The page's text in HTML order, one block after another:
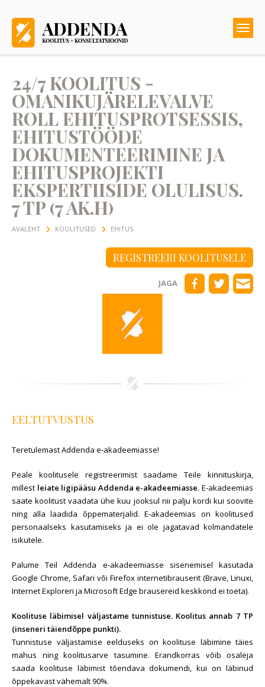
24/7 KOOLITUS -
OMANIKUJÄRELEVALVE
ROLL EHITUSPROTSESSIS,
EHITUSTÖÖDE
DOKUMENTEERIMINE JA
EHITUSPROJEKTI
EKSPERTIISIDE OLULISUS.
7 TP (7 AK.H)
AVALEHT KOOLITUSED EHITUS
REGISTREERI KOOLITUSELE
JAGA
EELTUTVUSTUS
Teretulemast Addenda e-akadeemiasse!
Peale koolitusele registreerimist saadame Teile kinnituskirja,
millest leiate ligipääsu Addenda e-akadeemiasse. E-akadeemias
saate koolitust vaadata ühe kuu jooksul nii palju kordi kui soovite
ning alla laadida õppematerjalid. E-akadeemias on koolitused
personaalseks kasutamiseks ja ei ole jagatavad kolmandatele
isikutele.
Palume Teil Addenda e-akadeemiasse sisenemisel kasutada
Google Chrome, Safari või Firefox internetibrauserit (Brave, Linuxi,
Internet Exploreri ja Microsoft Edge brausereid keskkond ei toeta).
Koolituse läbimisel väljastame tunnistuse. Koolitus annab 7 TP
(inseneri täiendõppe punkti).
Tunnistuse väljastamise eelduseks on koolituse läbimine täies
mahus ning koolitusarve tasumine. Erandkorras võib osaleja
saada koolituse läbimist tõendava dokumendi, kui on läbinud
õppekavast vähemalt 90%.